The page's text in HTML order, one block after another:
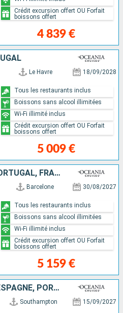
4 839 €
Crédit excursion offert OU Forfait
boissons offert
Le Havre 18/09/2028
5 009 €
Tous les restaurants inclus
Boissons sans alcool illimitées
Wi-Fi illimité inclus
Crédit excursion offert OU Forfait
boissons offert
MAJORQUE, ESPAGNE, PORTUGAL, FRANCE, ROYAUME-UNI
Barcelone 30/08/2027
5 159 €
Tous les restaurants inclus
Boissons sans alcool illimitées
Wi-Fi illimité inclus
Crédit excursion offert OU Forfait
boissons offert
ROYAUME-UNI, FRANCE, ESPAGNE, PORTUGAL
Southampton 15/09/2027